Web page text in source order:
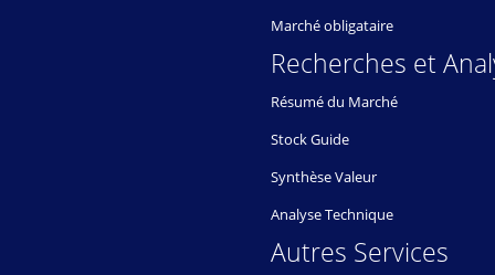
Marché obligataire
Recherches et
Résumé du Marché
Stock Guide
Synthèse Valeur
Analyse Technique
Autres Services